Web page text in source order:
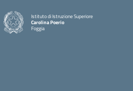
Istituto di Istruzione Superiore
Carolina Poerio
Foggia
— Visita la pagina iniziale della scuola